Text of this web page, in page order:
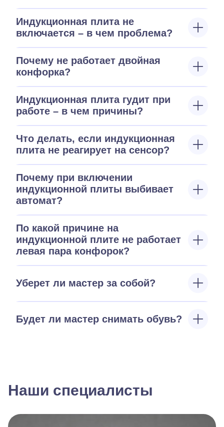
Индукционная плита не
включается – в чем проблема?
Почему не работает двойная
конфорка?
Индукционная плита гудит при
работе – в чем причины?
Что делать, если индукционная
плита не реагирует на сенсор?
Почему при включении
индукционной плиты выбивает
автомат?
По какой причине на
индукционной плите не работает
левая пара конфорок?
Уберет ли мастер за собой?
Будет ли мастер снимать обувь?
Наши специалисты